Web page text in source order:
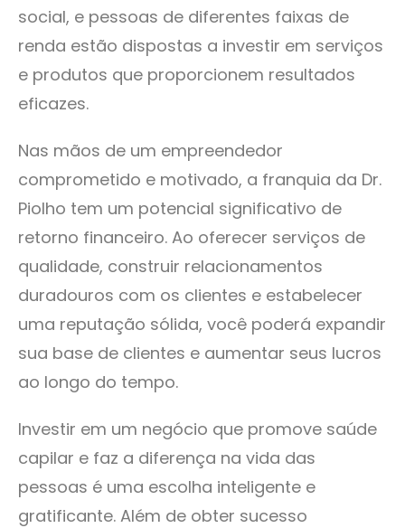
social, e pessoas de diferentes faixas de
renda estão dispostas a investir em serviços
e produtos que proporcionem resultados
eficazes.
Nas mãos de um empreendedor
comprometido e motivado, a franquia da Dr.
Piolho tem um potencial significativo de
retorno financeiro. Ao oferecer serviços de
qualidade, construir relacionamentos
duradouros com os clientes e estabelecer
uma reputação sólida, você poderá expandir
sua base de clientes e aumentar seus lucros
ao longo do tempo.
Investir em um negócio que promove saúde
capilar e faz a diferença na vida das
pessoas é uma escolha inteligente e
gratificante. Além de obter sucesso